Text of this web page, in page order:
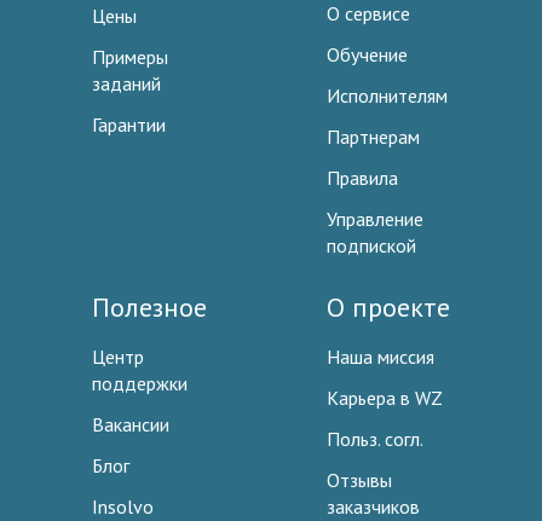
Цены
Примеры
заданий
Гарантии
О сервисе
Обучение
Исполнителям
Партнерам
Правила
Управление
подпиской
Полезное
Центр
поддержки
Вакансии
Блог
Insolvo
О проекте
Наша миссия
Карьера в WZ
Польз. согл.
Отзывы
заказчиков